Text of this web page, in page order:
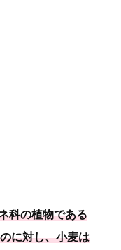
科の植物である
に対し、小麦は